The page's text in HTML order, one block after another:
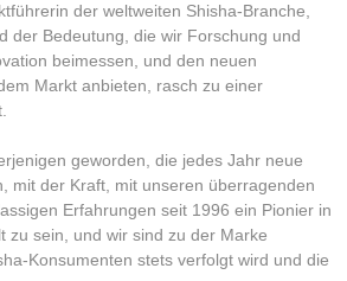
der weltweiten Shisha-Branche,
der Bedeutung, die wir Forschung und
beimessen, und den neuen
Markt anbieten, rasch zu einer
geworden, die jedes Jahr neue
mit der Kraft, mit unseren überragenden
Erfahrungen seit 1996 ein Pionier in
zu sein, und wir sind zu der Marke
Konsumenten stets verfolgt wird und die